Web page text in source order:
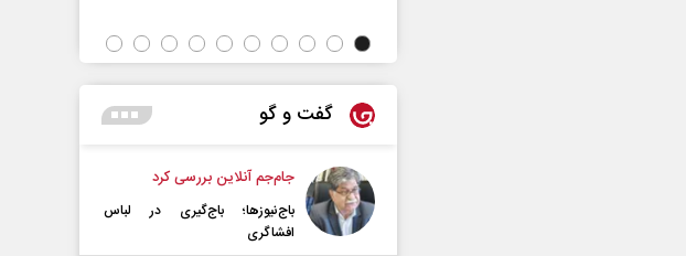
گفت و گو
جام‌جم آنلاین بررسی کرد
باج‌نیوزها؛ باج‌گیری در لباس
افشاگری